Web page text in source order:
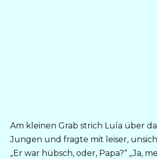
Am kleinen Grab strich Luía über
Jungen und fragte mit leiser,
„Er war hübsch, oder, Papa?“ „Ja,